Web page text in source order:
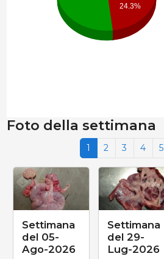
24.3%
Foto della settimana
1 2 3 4 5
Settimana
del 05-
Ago-2026
Settimana
del 29-
Lug-2026